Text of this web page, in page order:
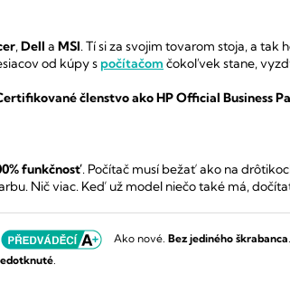
,Dell a MSI.Tí si za svojim tovarom stoja, a tak
od kúpy spočítačom čokoľvek stane,
členstvo ako HP Official Business
funkčnosť. Počítač musí bežať ako na
Nič viac. Keď už model niečo také má,
Ako nové. Bez jediného škrabanca